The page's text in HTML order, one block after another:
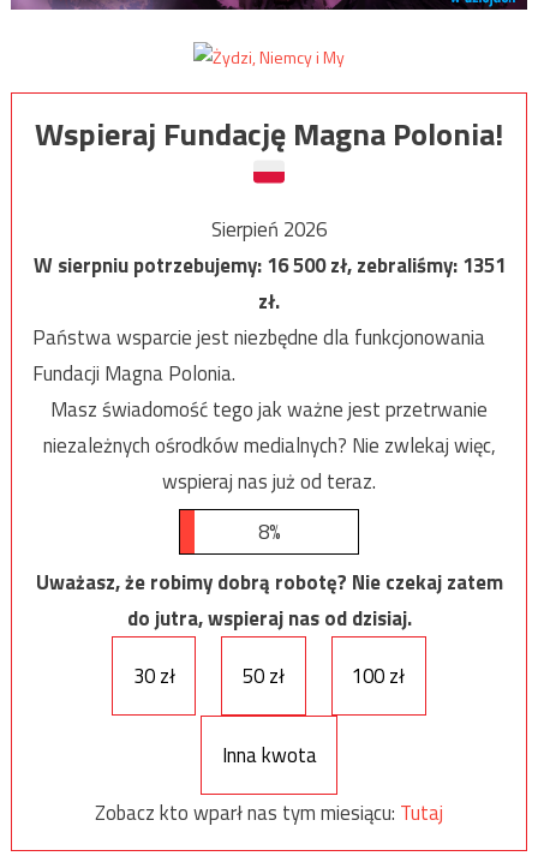
Wspieraj Fundację Magna Polonia!
Sierpień 2026
W sierpniu potrzebujemy:16 500zł, zebraliśmy:1351
zł.
Państwa wsparcie jest niezbędne dla funkcjonowania
Fundacji Magna Polonia.
Masz świadomość tego jak ważne jest przetrwanie
niezależnych ośrodków medialnych? Nie zwlekaj więc,
wspieraj nas już od teraz.
8%
Uważasz, że robimy dobrą robotę? Nie czekaj zatem
do jutra, wspieraj nas od dzisiaj.
30 zł
50 zł 100 zł
Inna kwota
Zobacz kto wparł nas tym miesiącu: Tutaj